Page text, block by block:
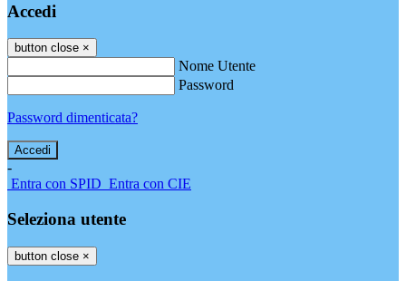
Accedi
button close ×
Nome Utente
Password
Password dimenticata?
-
Entra con SPID Entra con CIE
Seleziona utente
button close ×